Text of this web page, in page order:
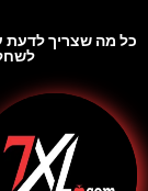
לשחק